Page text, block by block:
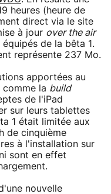
heures (heure de
direct via le site
à jour over the air
de la bêta 1.
représente 237 Mo.
apportées au
la build
de l'iPad
sur leurs tablettes
1 était limitée aux
de cinquième
à l'installation sur
sont en effet
nouvelle